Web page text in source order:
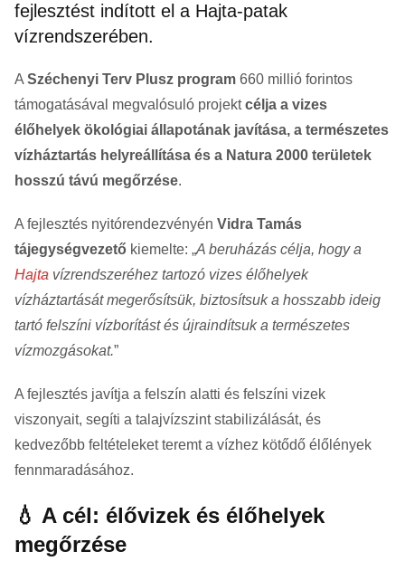
fejlesztést indított el a Hajta-patak
vízrendszerében.
A Széchenyi Terv Plusz program 660 millió forintos
támogatásával megvalósuló projektcélja a vizes
élőhelyek ökológiai állapotának javítása, a természetes
vízháztartás helyreállítása és a Natura 2000 területek
hosszú távú megőrzése.
A fejlesztés nyitórendezvényén Vidra Tamás
tájegységvezető kiemelte: „A beruházás célja, hogy a
Hajta vízrendszeréhez tartozó vizes élőhelyek
vízháztartását megerősítsük, biztosítsuk a hosszabb ideig
tartó felszíni vízborítást és újraindítsuk a természetes
vízmozgásokat.”
A fejlesztés javítja a felszín alatti és felszíni vizek
viszonyait, segíti a talajvízszint stabilizálását, és
kedvezőbb feltételeket teremt a vízhez kötődő élőlények
fennmaradásához.
💧 A cél: élővizek és élőhelyek
megőrzése